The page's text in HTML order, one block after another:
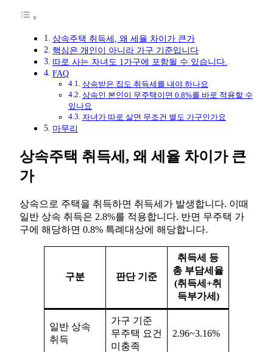
상속주택 취득세, 왜 세율 차이가 큰가
핵심은 개인이 아니라 가구 기준입니다
따로 사는 자녀도 1가구에 포함될 수 있습니다.
FAQ
상속받은 집도 취득세를 내야 하나요
상속인 본인이 무주택이면 0.8%를 바로 적용할 수
있나요
자녀가 따로 살면 무조건 별도 가구인가요
마무리
상속주택 취득세, 왜 세율 차이가 큰
가
상속으로 주택을 취득하면 취득세가 발생합니다. 이때
일반 상속 취득은 2.8%를 적용합니다. 반면 무주택 가
구에 해당하면 0.8% 특례대상에 해당합니다.
구분 판단 기준
취득세 등
총 부담세율
(취득세+취
득부가세)
일반 상속
취득
가구 기준
무주택 요건
미충족
2.96~3.16%